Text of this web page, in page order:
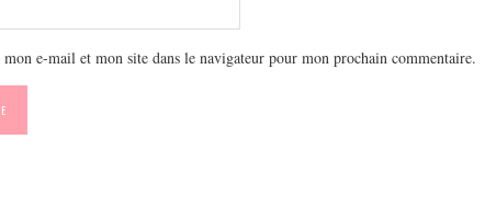
e-mail et mon site dans le navigateur pour mon prochain commentaire.